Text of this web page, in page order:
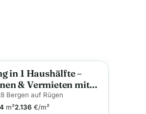
in 1 Haushälfte –
& Vermieten mit
im
Bergen auf Rügen
m²2.136 €/m²